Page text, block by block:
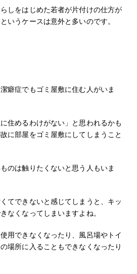
しをはじめた若者が片付けの仕方が
いうケースは意外と多いのです。
癖症でもゴミ屋敷に住む人がいま
住めるわけがない」と思われるかも
に部屋をゴミ屋敷にしてしまうこと
のは触りたくないと思う人もいま
てできないと感じてしまうと、キッ
なくなってしまいますよね。
用できなくなったり、風呂場やトイ
場所に入ることもできなくなったり